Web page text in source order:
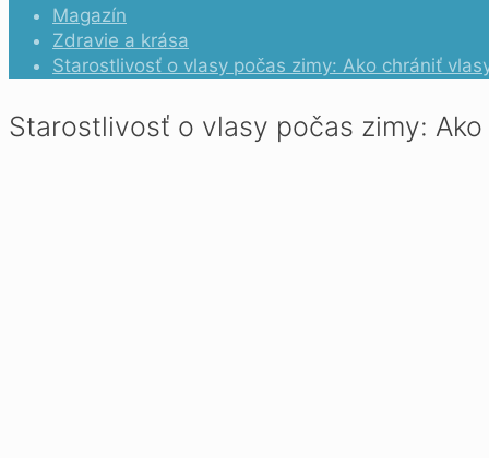
Magazín
Zdravie a krása
Starostlivosť o vlasy počas zimy: Ako chrániť
Starostlivosť o vlasy počas zimy: